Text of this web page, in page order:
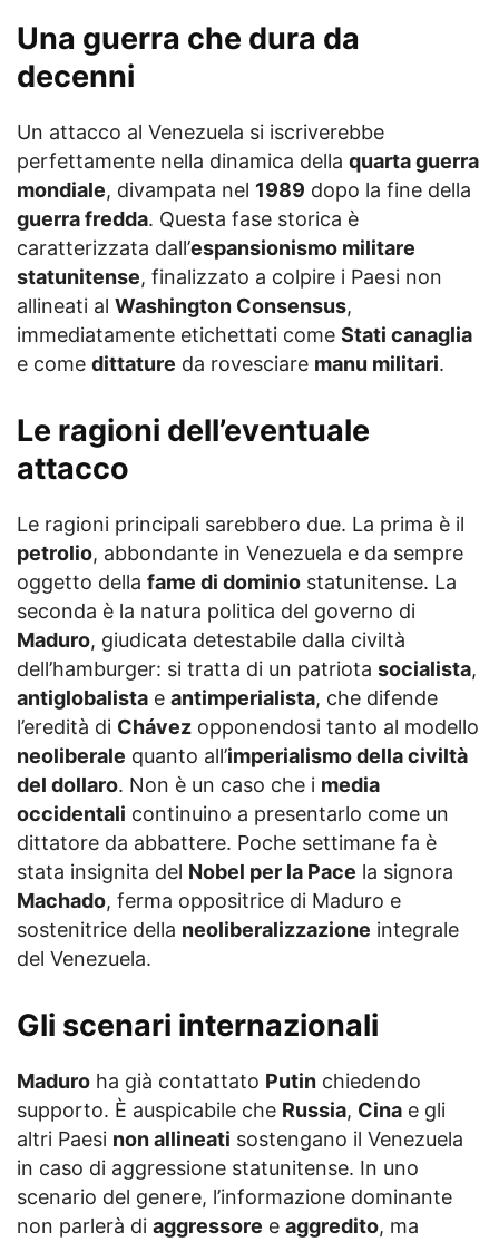
Una guerra che dura da
decenni
Un attacco al Venezuela si iscriverebbe
perfettamente nella dinamica della quarta guerra
mondiale, divampata nel 1989 dopo la fine della
guerra fredda. Questa fase storica è
caratterizzata dall’espansionismo militare
statunitense, finalizzato a colpire i Paesi non
allineati al Washington Consensus,
immediatamente etichettati come Stati canaglia
e come dittature da rovesciare manu militari.
Le ragioni dell’eventuale
attacco
Le ragioni principali sarebbero due. La prima è il
petrolio, abbondante in Venezuela e da sempre
oggetto della fame di dominio statunitense. La
seconda è la natura politica del governo di
Maduro, giudicata detestabile dalla civiltà
dell’hamburger: si tratta di un patriota socialista,
antiglobalista e antimperialista, che difende
l’eredità di Chávez opponendosi tanto al modello
neoliberale quanto all’imperialismo della civiltà
del dollaro. Non è un caso che i media
occidentali continuino a presentarlo come un
dittatore da abbattere. Poche settimane fa è
stata insignita del Nobel per la Pace la signora
Machado, ferma oppositrice di Maduro e
sostenitrice della neoliberalizzazione integrale
del Venezuela.
Gli scenari internazionali
Maduro ha già contattato Putin chiedendo
supporto. È auspicabile che Russia, Cina e gli
altri Paesi non allineati sostengano il Venezuela
in caso di aggressione statunitense. In uno
scenario del genere, l’informazione dominante
non parlerà di aggressore e aggredito, ma